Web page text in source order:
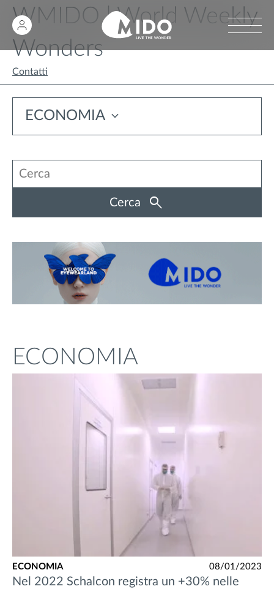
WMIDO | World Weekly
Wonders
Contatti
ECONOMIA
Cerca
ECONOMIA
ECONOMIA 08/01/2023
Nel 2022 Schalcon registra un +30% nelle